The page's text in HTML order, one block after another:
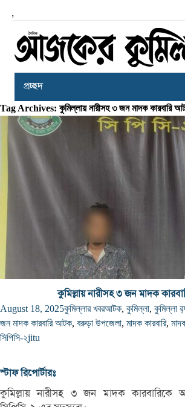
,
প্রচ্ছদ
Tag Archives: কুমিল্লায় নারীসহ ৩ জন মাদক কারবারি
কুমিল্লায় নারীসহ ৩ জন মাদক
August 18, 2025কুমিল্লার খবরআটক, কুমিল্লা, কুমিল্লা
জন মাদক কারবারি আটক, বরুড়া উপজেলা, মাদক কারবারি,
সিপিসি-২jitu
স্টাফ রিপোর্টারঃ
কুমিল্লায় নারীসহ ৩ জন মাদক